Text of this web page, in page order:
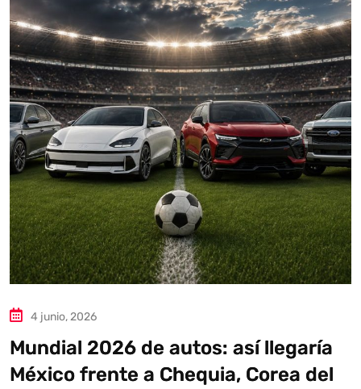
4 junio, 2026
Mundial 2026 de autos: así llegaría
México frente a Chequia, Corea del
Autoanalítica IA Agente Inteligente
Estoy aquí para encontrar lo que necesitas. ¿Qué estás
buscando? "Este asistente con IA (OpenAI) ofrece
información referencial que puede contener errores.
Asistente con IA en desarrollo. Autoanalítica optimiza
diariamente su exactitud."